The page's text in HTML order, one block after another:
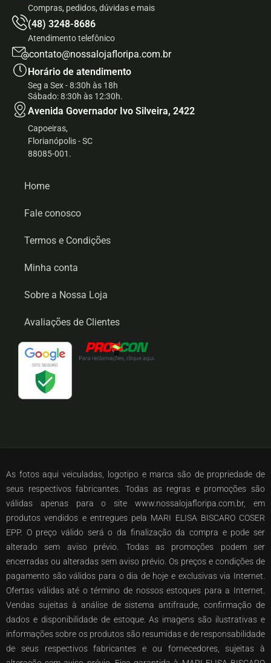
Compras, pedidos, dúvidas e mais
(48) 3248-8686
Atendimento telefônico
contato@nossalojafloripa.com.br
Horário de atendimento
Seg a Sex - 8:30h às 18h
Sábado: 8:30h às 12:30h.
Avenida Governador Ivo Silveira, 2422
Capoeiras,
Florianópolis - SC
88085-001.
Home
Fale conosco
Termos e Condições
Minha conta
Sobre a Nossa Loja
Avaliações de Clientes
As fotos aqui veiculadas, logotipo e marca são de propriedade de
seus respectivos fabricantes. Todas as regras e promoções são
válidas apenas para o site www.nossalojafloripa.com.br, em
produtos vendidos e entregues pela MARI ELISA BISCARO COSER
EPP. O preço válido será o da finalização da compra e pode ser
alterado sem aviso prévio. Todas as promoções podem ser
encerradas ou alteradas sem aviso prévio. Os preços e condições de
pagamento são válidos para o dia de hoje e exclusivas via Internet.
Ofertas válidas até o término de nossos estoques para a Internet.
Vendas sujeitas à análise de sistema antifraude, confirmação de
dados e disponibilidade de estoque. As imagens são ilustrativas e
informações sobre os produtos são resumidas e de responsabilidade
de seus respectivos fabricantes e ou fornecedores, sujeitas à